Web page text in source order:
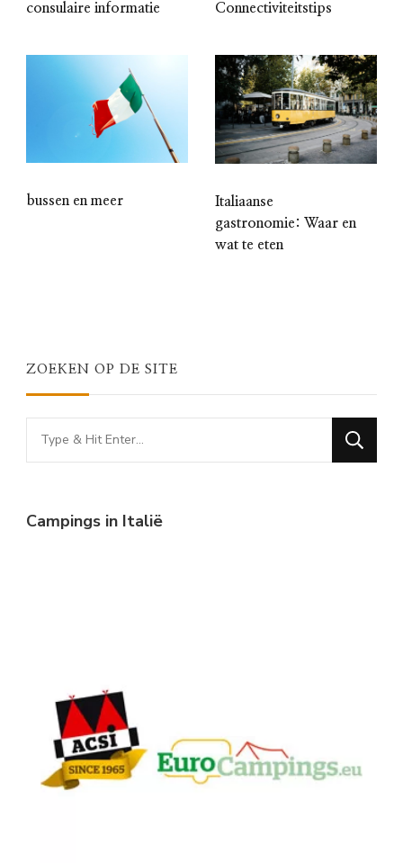
consulaire informatie
Connectiviteitstips
bussen en meer
Italiaanse
gastronomie: Waar en
wat te eten
ZOEKEN OP DE SITE
Looking
for
Campings in Italië